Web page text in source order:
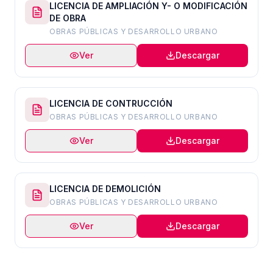
LICENCIA DE AMPLIACIÓN Y- O MODIFICACIÓN
DE OBRA
OBRAS PÚBLICAS Y DESARROLLO URBANO
Ver Descargar
LICENCIA DE CONTRUCCIÓN
OBRAS PÚBLICAS Y DESARROLLO URBANO
Ver Descargar
LICENCIA DE DEMOLICIÓN
OBRAS PÚBLICAS Y DESARROLLO URBANO
Ver Descargar